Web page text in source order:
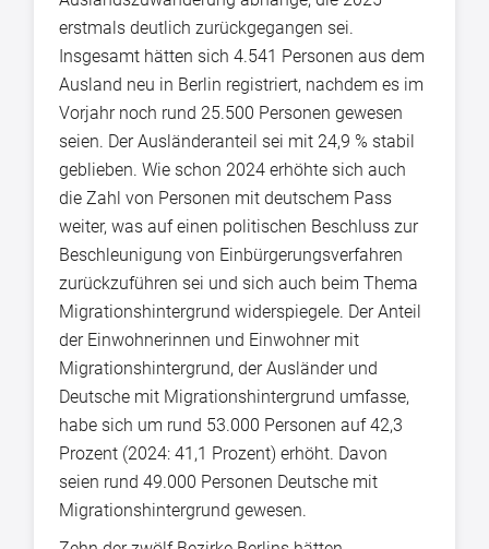
erstmals deutlich zurückgegangen sei.
Insgesamt hätten sich 4.541 Personen aus dem
Ausland neu in Berlin registriert, nachdem es im
Vorjahr noch rund 25.500 Personen gewesen
seien. Der Ausländeranteil sei mit 24,9 % stabil
geblieben. Wie schon 2024 erhöhte sich auch
die Zahl von Personen mit deutschem Pass
weiter, was auf einen politischen Beschluss zur
Beschleunigung von Einbürgerungsverfahren
zurückzuführen sei und sich auch beim Thema
Migrationshintergrund widerspiegele. Der Anteil
der Einwohnerinnen und Einwohner mit
Migrationshintergrund, der Ausländer und
Deutsche mit Migrationshintergrund umfasse,
habe sich um rund 53.000 Personen auf 42,3
Prozent (2024: 41,1 Prozent) erhöht. Davon
seien rund 49.000 Personen Deutsche mit
Migrationshintergrund gewesen.